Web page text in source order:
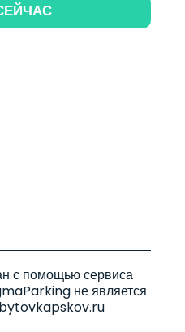
с помощью сервиса
не является
bytovkapskov.ru